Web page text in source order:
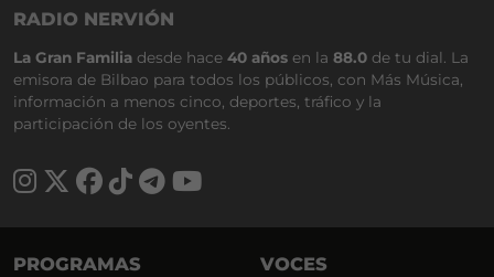
RADIO NERVIÓN
La Gran Familia desde hace 40 años en la 88.0 de tu dial. La
emisora de Bilbao para todos los públicos, con Más Música,
información a menos cinco, deportes, tráfico y la
participación de los oyentes.
PROGRAMAS VOCES